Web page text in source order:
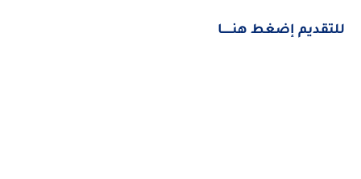
للتقديم إضغط هنــــــا